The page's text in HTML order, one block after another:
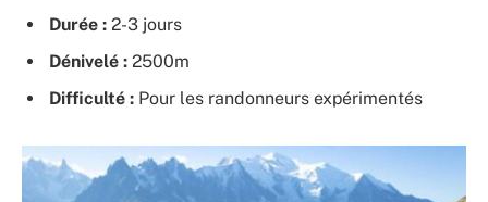
Durée : 2-3 jours
Dénivelé : 2500m
Difficulté : Pour les randonneurs expérimentés